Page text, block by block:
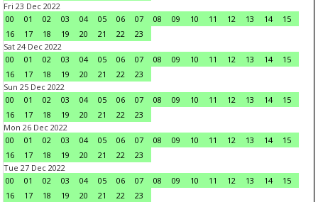
Fri 23 Dec 2022
00
01 02 03 04 05 06 07 08 09 10 11 12 13 14
15
16
17 18 19 20 21 22
23
Sat 24 Dec 2022
00
01 02 03 04 05 06 07 08 09 10 11 12 13 14
15
16
17 18 19 20 21 22
23
Sun 25 Dec 2022
00
01 02 03 04 05 06 07 08 09 10 11 12 13 14
15
16
17 18 19 20 21 22
23
Mon 26 Dec 2022
00
01 02 03 04 05 06 07 08 09 10 11 12 13 14
15
16
17 18 19 20 21 22
23
Tue 27 Dec 2022
00
01 02 03 04 05 06 07 08 09 10 11 12 13 14
15
16
17 18 19 20 21 22
23